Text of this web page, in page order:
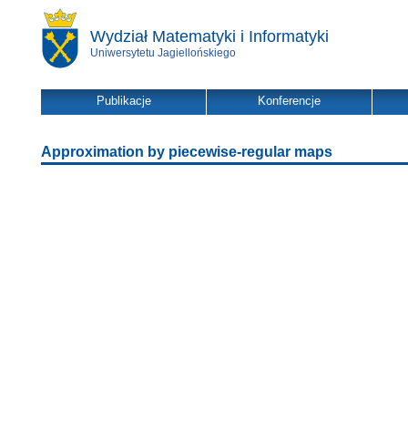
Wydział Matematyki i Informatyki
Uniwersytetu Jagiellońskiego
Publikacje Konferencje
Approximation by piecewise-regular maps